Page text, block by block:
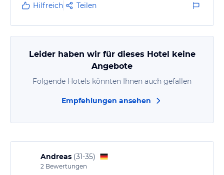
Hilfreich Teilen
Leider haben wir für dieses Hotel keine
Angebote
Folgende Hotels könnten Ihnen auch gefallen
Empfehlungen ansehen
Andreas (31-35)
2 Bewertungen